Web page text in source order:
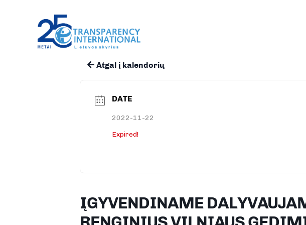
Atgal į kalendorių
DATE
2022-11-22
Expired!
ĮGYVENDINAME